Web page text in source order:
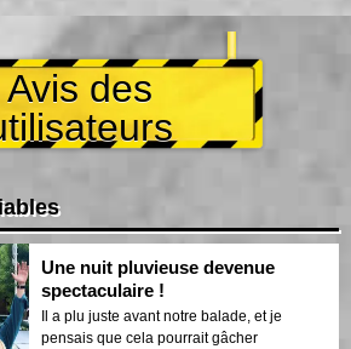
Avis des
Une nuit pluvieuse devenue
spectaculaire !
Il a plu juste avant notre balade, et je
pensais que cela pourrait gâcher